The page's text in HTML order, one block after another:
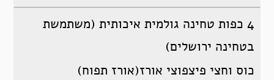
4 כפות טחינה גולמית איכותית (משתמשת
בטחינה ירושלים)
כוס וחצי פיצפוצי אורז(אורז תפוח)